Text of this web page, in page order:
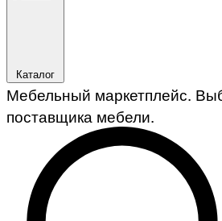
Каталог
Мебельный маркетплейс.
поставщика мебели.